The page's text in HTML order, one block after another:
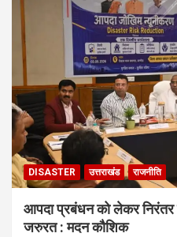
DISASTER उत्तराखंड राजनीति
आपदा प्रबंधन को लेकर
जरुरत : मदन कौशिक